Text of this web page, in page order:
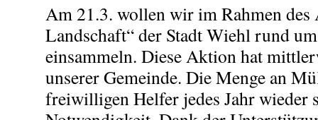
Am 21.3. wollen wir im Rahmen des
Landschaft“ der Stadt Wiehl rund
einsammeln. Diese Aktion hat
unserer Gemeinde. Die Menge an
freiwilligen Helfer jedes Jahr wieder